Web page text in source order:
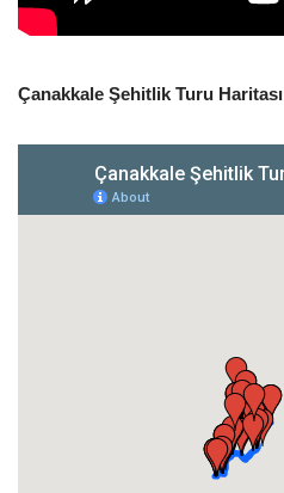
Çanakkale Şehitlik Turu Haritası